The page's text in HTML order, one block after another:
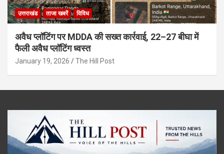
उत्तराखंड ताजा खबरें विविध
अवैध प्लॉटिंग पर MDDA की सख्त कार्रवाई, 22–27 बीघा में
फैली अवैध प्लॉटिंग ध्वस्त
January 19, 2026 The Hill Post